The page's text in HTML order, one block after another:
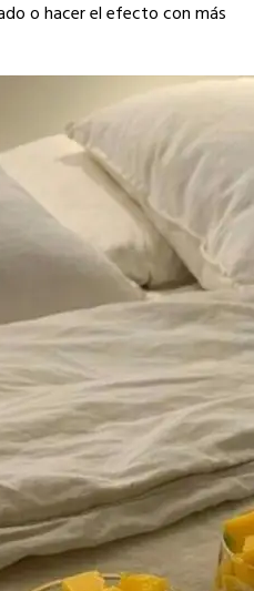
o hacer el efecto con más